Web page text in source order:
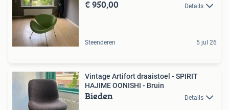
€ 950,00 Details
Steenderen 5 jul 26
Vintage Artifort draaistoel - SPIRIT
HAJIME OONISHI - Bruin
Bieden Details